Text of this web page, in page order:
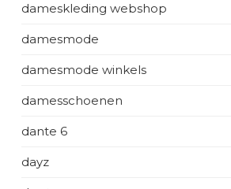
dameskleding webshop
damesmode
damesmode winkels
damesschoenen
dante 6
dayz